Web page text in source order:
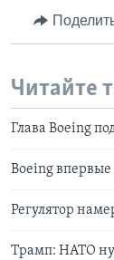
Читайте
Глава Boeing
Boeing
Регулятор
Трамп: НАТО